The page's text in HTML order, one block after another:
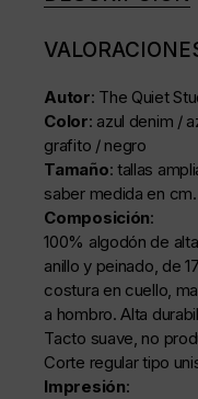
Autor: The Quiet
Color: azul denim /
grafito / negro
Tamaño: tallas
saber medida en cm.
Composición:
100% algodón de
anillo y peinado, de
costura en cuello,
a hombro. Alta
Tacto suave, no
Corte regular tipo
Impresión: